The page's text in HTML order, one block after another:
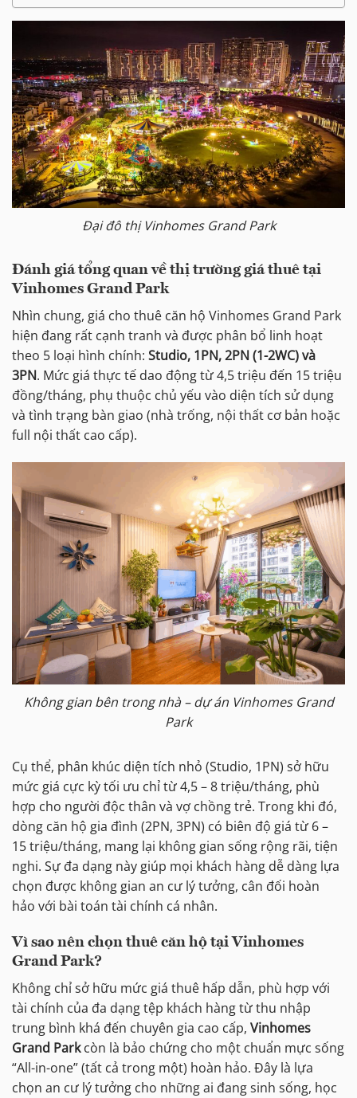
Đại đô thị Vinhomes Grand Park
Đánh giá tổng quan về thị trường giá thuê tại
Vinhomes Grand Park
Nhìn chung, giá cho thuê căn hộ Vinhomes Grand Park
hiện đang rất cạnh tranh và được phân bổ linh hoạt
theo 5 loại hình chính: Studio, 1PN, 2PN (1-2WC) và
3PN. Mức giá thực tế dao động từ 4,5 triệu đến 15 triệu
đồng/tháng, phụ thuộc chủ yếu vào diện tích sử dụng
và tình trạng bàn giao (nhà trống, nội thất cơ bản hoặc
full nội thất cao cấp).
Không gian bên trong nhà – dự án Vinhomes Grand
Park
Cụ thể, phân khúc diện tích nhỏ (Studio, 1PN) sở hữu
mức giá cực kỳ tối ưu chỉ từ 4,5 – 8 triệu/tháng, phù
hợp cho người độc thân và vợ chồng trẻ. Trong khi đó,
dòng căn hộ gia đình (2PN, 3PN) có biên độ giá từ 6 –
15 triệu/tháng, mang lại không gian sống rộng rãi, tiện
nghi. Sự đa dạng này giúp mọi khách hàng dễ dàng lựa
chọn được không gian an cư lý tưởng, cân đối hoàn
hảo với bài toán tài chính cá nhân.
Vì sao nên chọn thuê căn hộ tại Vinhomes
Grand Park?
Không chỉ sở hữu mức giá thuê hấp dẫn, phù hợp với
tài chính của đa dạng tệp khách hàng từ thu nhập
trung bình khá đến chuyên gia cao cấp, Vinhomes
Grand Parkcòn là bảo chứng cho một chuẩn mực sống
“All-in-one” (tất cả trong một) hoàn hảo. Đây là lựa
chọn an cư lý tưởng cho những ai đang sinh sống, học